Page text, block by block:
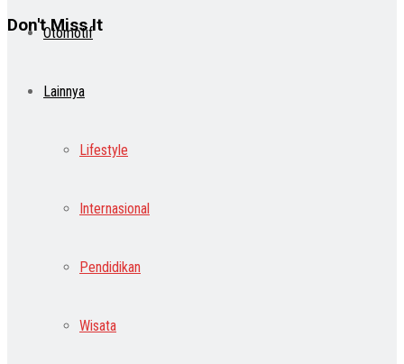
Otomotif
Lainnya
Lifestyle
Internasional
Pendidikan
Wisata
Don't Miss It